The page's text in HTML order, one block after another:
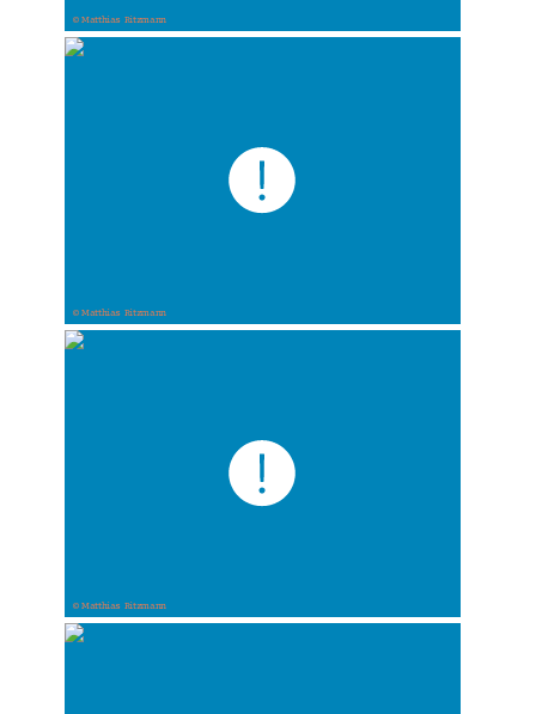
© Matthias Ritzmann
© Matthias Ritzmann
© Matthias Ritzmann